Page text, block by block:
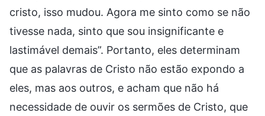
cristo, isso mudou. Agora me sinto como se não
tivesse nada, sinto que sou insignificante e
lastimável demais”. Portanto, eles determinam
que as palavras de Cristo não estão expondo a
eles, mas aos outros, e acham que não há
necessidade de ouvir os sermões de Cristo, que